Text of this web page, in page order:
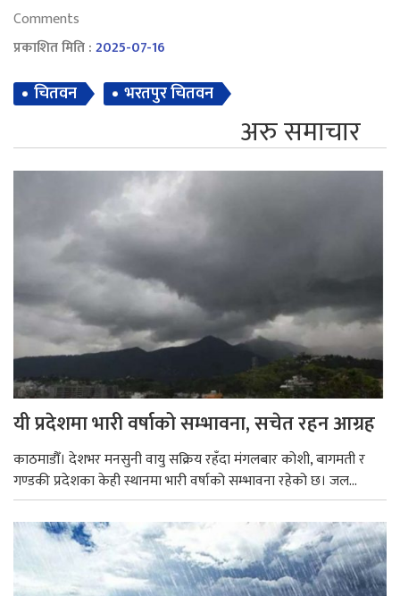
Comments
प्रकाशित मिति :2025-07-16
चितवन भरतपुर चितवन
अरु समाचार
यी प्रदेशमा भारी वर्षाको सम्भावना, सचेत रहन आग्रह
काठमाडौँ। देशभर मनसुनी वायु सक्रिय रहँदा मंगलबार कोशी, बागमती र
गण्डकी प्रदेशका केही स्थानमा भारी वर्षाको सम्भावना रहेको छ। जल...